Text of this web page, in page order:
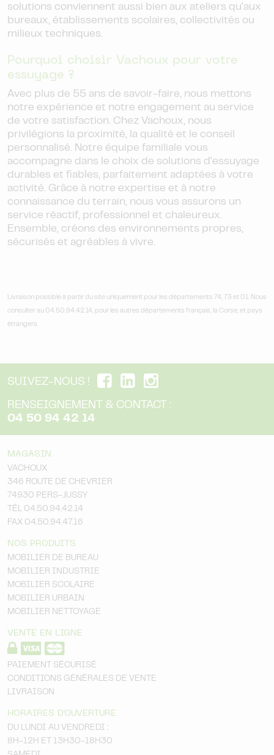
solutions conviennent aussi bien aux ateliers qu'aux
bureaux, établissements scolaires, collectivités ou
milieux techniques.
Pourquoi choisir Vachoux pour votre
essuyage ?
Avec plus de 55 ans de savoir-faire, nous mettons
notre expérience et notre engagement au service
de votre satisfaction. Chez Vachoux, nous
privilégions la proximité, la qualité et le conseil
personnalisé. Notre équipe familiale vous
accompagne dans le choix de solutions d'essuyage
durables et fiables, parfaitement adaptées à votre
activité. Grâce à notre expertise et à notre
connaissance du terrain, nous vous assurons un
service réactif, professionnel et chaleureux.
Ensemble, créons des environnements propres,
sécurisés et agréables à vivre.
Livraison possible à partir du site uniquement pour les départements 74, 73 et 01. Nous
consulter au 04.50.94.42.14, pour les autres départements français, la Corse, et pays
étrangers.
SUIVEZ-NOUS !
RENSEIGNEMENT & CONTACT :
04 50 94 42 14
MAGASIN
VACHOUX
346 ROUTE DE CHEVRIER
74930 PERS-JUSSY
TÉL 04.50.94.42.14
FAX 04.50.94.47.16
NOS PRODUITS
MOBILIER DE BUREAU
MOBILIER INDUSTRIE
MOBILIER SCOLAIRE
MOBILIER URBAIN
MOBILIER NETTOYAGE
VENTE EN LIGNE
PAIEMENT SÉCURISÉ
CONDITIONS GÉNÉRALES DE VENTE
LIVRAISON
HORAIRES D'OUVERTURE
DU LUNDI AU VENDREDI :
8H-12H ET 13H30-18H30